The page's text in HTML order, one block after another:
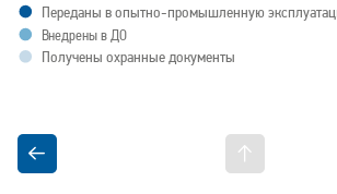
Переданы в опытно-промышленную
Внедрены в ДО
Получены охранные документы